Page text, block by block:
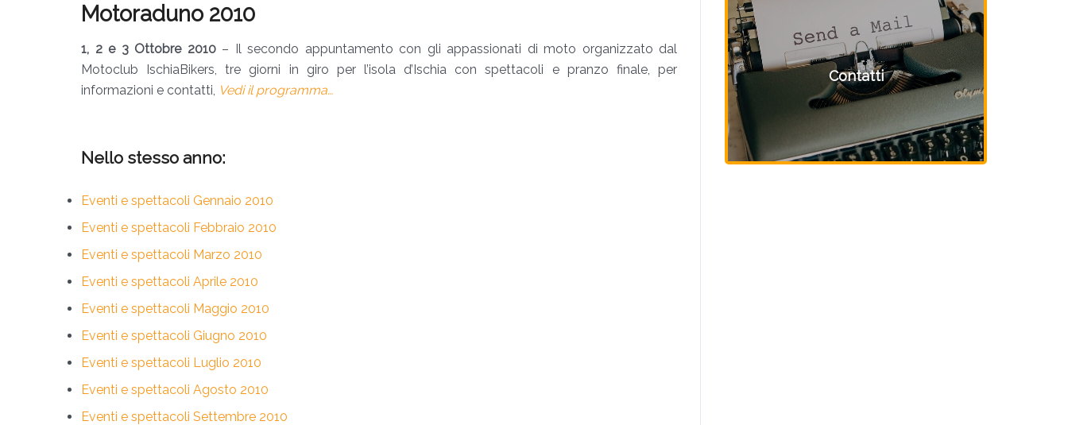
Motoraduno 2010
1, 2 e 3 Ottobre 2010– Il secondo appuntamento con gli appassionati di moto organizzato dal
Motoclub IschiaBikers, tre giorni in giro per l’isola d’Ischia con spettacoli e pranzo finale, per
informazioni e contatti, Vedi il programma…
Nello stesso anno:
Eventi e spettacoli Gennaio 2010
Eventi e spettacoli Febbraio 2010
Eventi e spettacoli Marzo 2010
Eventi e spettacoli Aprile 2010
Eventi e spettacoli Maggio 2010
Eventi e spettacoli Giugno 2010
Eventi e spettacoli Luglio 2010
Eventi e spettacoli Agosto 2010
Eventi e spettacoli Settembre 2010
Contatti